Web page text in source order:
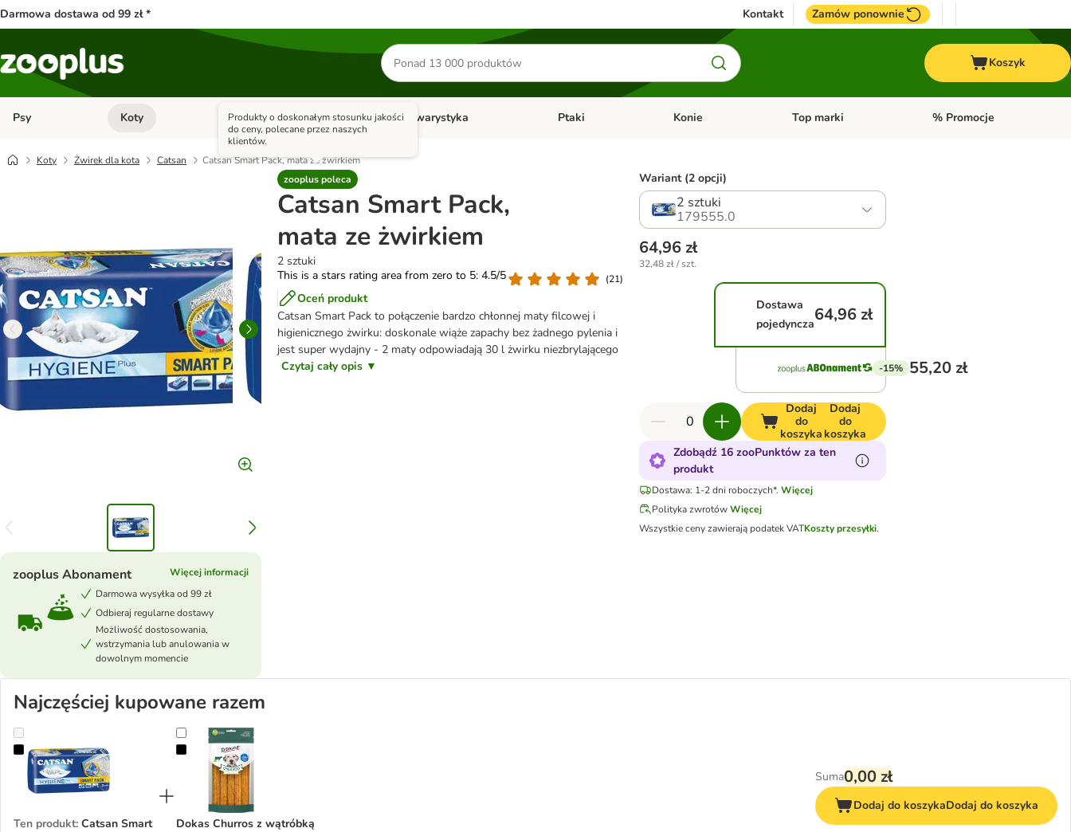
Darmowa dostawa od 99 zł * Kontakt Zamów ponownie
Szukaj
produktów
Koszyk
Psy Otwórz menu kategorii: Psy
Koty Otwórz menu kategorii: Koty
Małe zwierzęta Otwórz menu kategorii: Małe zwierzęta
Akwarystyka Otwórz menu kategorii: Akwarystyka
Ptaki Otwórz menu kategorii: Ptaki
Konie Otwórz menu kategorii: Konie
Top marki Otwórz menu kategorii: Top
% Promocje
Koty Żwirek dla kota Catsan
Catsan Smart Pack, mata ze żwirkiem
zooplus poleca
Produkty o doskonałym stosunku jakości
do ceny, polecane przez naszych
klientów.
Catsan Smart Pack,
mata ze żwirkiem
2 sztuki
This is a stars rating area from zero to 5: 4.5/5
(21)
Oceń produkt
Catsan Smart Pack to połączenie bardzo chłonnej maty filcowej i
higienicznego żwirku: doskonale wiąże zapachy bez żadnego pylenia i
jest super wydajny - 2 maty odpowiadają 30 l żwirku niezbrylającego
Czytaj cały opis ▼
zooplus Abonament
Więcej informacji
Darmowa wysyłka od 99 zł
Odbieraj regularne dostawy
Możliwość dostosowania,
wstrzymania lub anulowania w
dowolnym momencie
Wariant (2 opcji)
2 sztuki
179555.0
64,96 zł
32,48 zł / szt.
Dostawa
pojedyncza64,96 zł
-15% 55,20 zł
Dodaj
do
koszyka
Dodaj
do
koszyka
Zdobądź 16 zooPunktów za ten
produkt
Dostawa: 1-2 dni roboczych*. Więcej
Polityka zwrotówWięcej
Wszystkie ceny zawierają podatek VATKoszty przesyłki.
Najczęściej kupowane razem
Catsan Smart Pack, mata ze żwirkiem
Ten produkt: Catsan Smart
Dokas Churros z wątróbką wołową, batatami i mącznikiem
Dokas Churros z wątróbką
Suma0,00 zł
Dodaj do koszykaDodaj do koszyka